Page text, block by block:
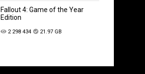
Fallout 4: Game of the Year
Edition
2 298 434 21.97 GB